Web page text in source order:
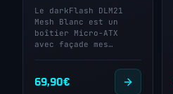
Le darkFlash DLM21
Mesh Blanc est un
boîtier Micro-ATX
avec façade mes…
69,90€